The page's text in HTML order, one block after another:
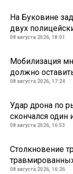
На Буковине
двух
08 августа 2026, 18:01
Мобилизация
должно
08 августа 2026, 17:24
Удар дрона по
скончался один
08 августа 2026, 16:53
Столкновение
08 августа 2026, 16:26